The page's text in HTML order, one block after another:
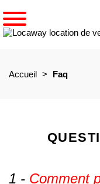
Accueil Faq
Comment